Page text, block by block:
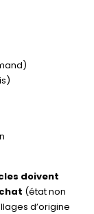
doivent
(état non
d’origine